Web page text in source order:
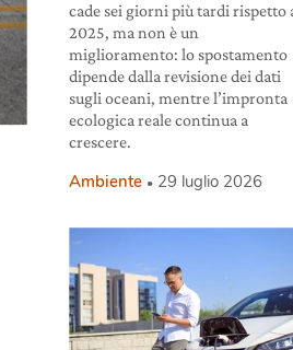
cade sei giorni più tardi rispetto
2025, ma non è un
miglioramento: lo spostamento
dipende dalla revisione dei dati
sugli oceani, mentre l’impronta
ecologica reale continua a
crescere.
Ambiente 29 luglio 2026